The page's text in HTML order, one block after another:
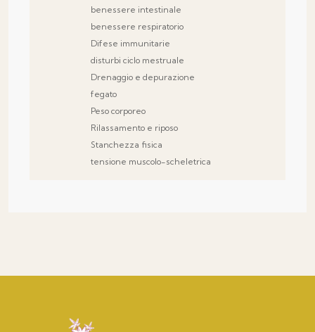
benessere intestinale
benessere respiratorio
Difese immunitarie
disturbi ciclo mestruale
Drenaggio e depurazione
fegato
Peso corporeo
Rilassamento e riposo
Stanchezza fisica
tensione muscolo-scheletrica